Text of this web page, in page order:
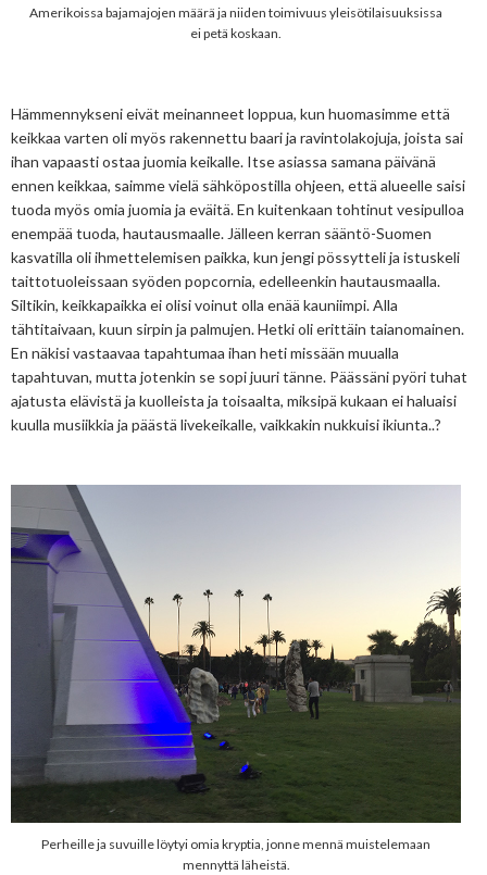
Amerikoissa bajamajojen määrä ja niiden toimivuus yleisötilaisuuksissa
ei petä koskaan.
Hämmennykseni eivät meinanneet loppua, kun huomasimme että
keikkaa varten oli myös rakennettu baari ja ravintolakojuja, joista sai
ihan vapaasti ostaa juomia keikalle. Itse asiassa samana päivänä
ennen keikkaa, saimme vielä sähköpostilla ohjeen, että alueelle saisi
tuoda myös omia juomia ja eväitä. En kuitenkaan tohtinut vesipulloa
enempää tuoda, hautausmaalle. Jälleen kerran sääntö-Suomen
kasvatilla oli ihmettelemisen paikka, kun jengi pössytteli ja istuskeli
taittotuoleissaan syöden popcornia, edelleenkin hautausmaalla.
Siltikin, keikkapaikka ei olisi voinut olla enää kauniimpi. Alla
tähtitaivaan, kuun sirpin ja palmujen. Hetki oli erittäin taianomainen.
En näkisi vastaavaa tapahtumaa ihan heti missään muualla
tapahtuvan, mutta jotenkin se sopi juuri tänne. Päässäni pyöri tuhat
ajatusta elävistä ja kuolleista ja toisaalta, miksipä kukaan ei haluaisi
kuulla musiikkia ja päästä livekeikalle, vaikkakin nukkuisi ikiunta..?
Perheille ja suvuille löytyi omia kryptia, jonne mennä muistelemaan
mennyttä läheistä.